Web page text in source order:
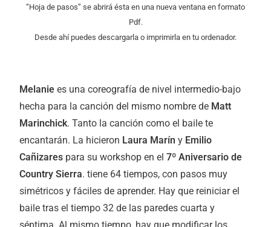
“Hoja de pasos” se abrirá ésta en una nueva ventana en formato
Pdf.
Desde ahí puedes descargarla o imprimirla en tu ordenador.
Melanie es una coreografía de nivel intermedio-bajo
hecha para la canción del mismo nombre de Matt
Marinchick. Tanto la canción como el baile te
encantarán. La hicieron Laura Marín y Emilio
Cañizares para su workshop en el7º Aniversario de
Country Sierra. tiene 64 tiempos, con pasos muy
simétricos y fáciles de aprender. Hay que reiniciar el
baile tras el tiempo 32 de las paredes cuarta y